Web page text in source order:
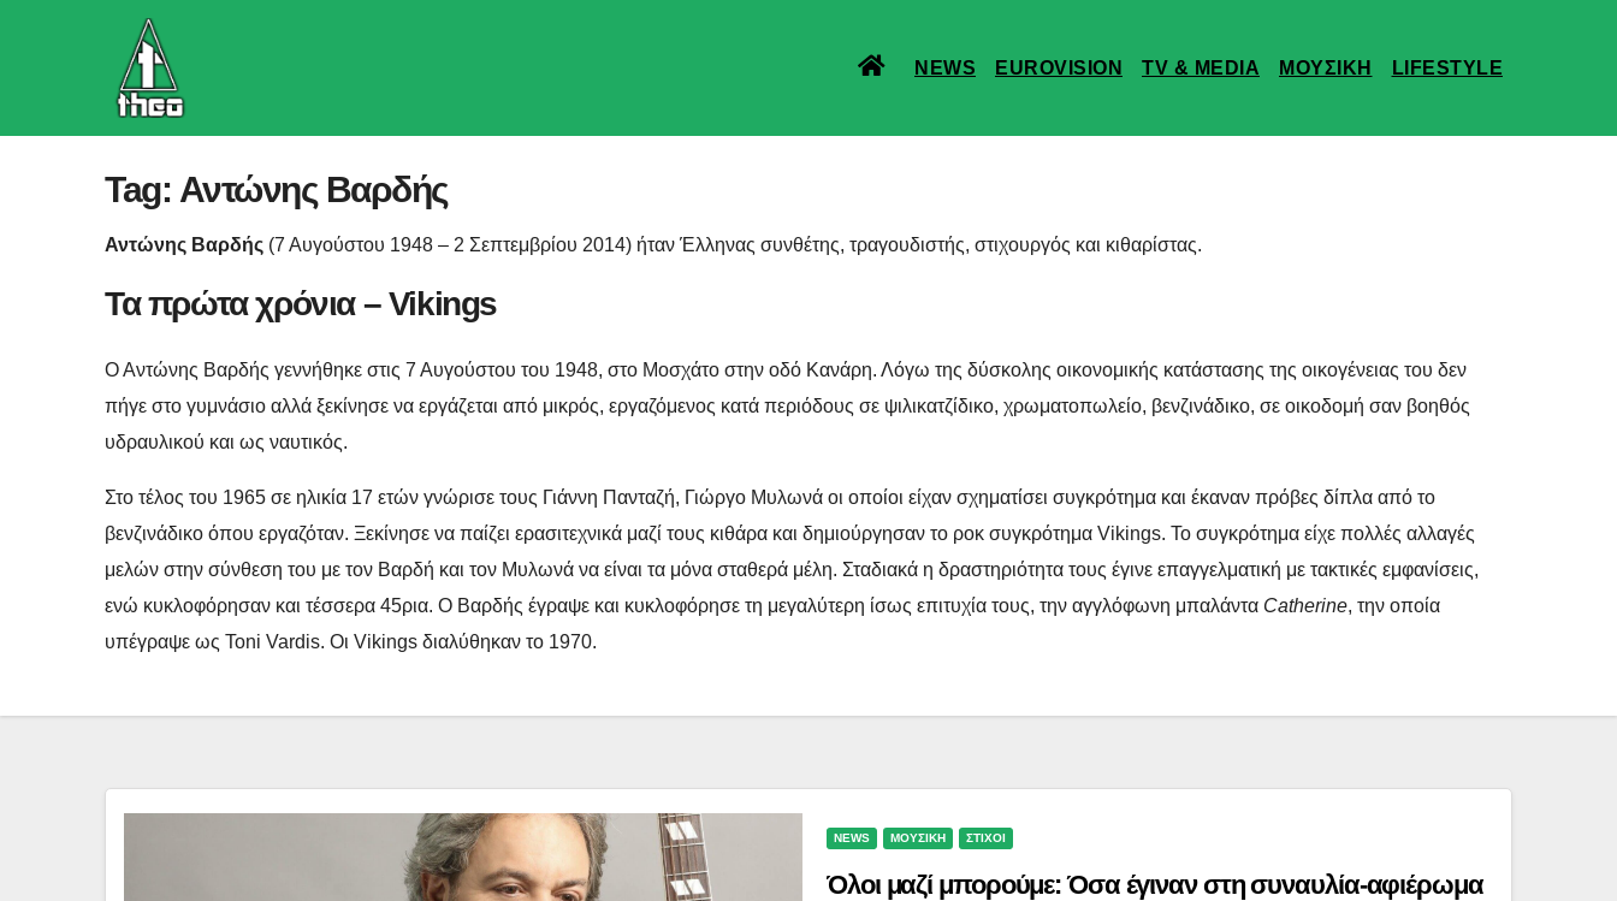
NEWS EUROVISION TV & MEDIA ΜΟΥΣΙΚΗ LIFESTYLE
Tag: Αντώνης Βαρδής
Αντώνης Βαρδής (7 Αυγούστου 1948 – 2 Σεπτεμβρίου 2014) ήταν Έλληνας συνθέτης, τραγουδιστής, στιχουργός και κιθαρίστας.
Τα πρώτα χρόνια – Vikings
Ο Αντώνης Βαρδής γεννήθηκε στις 7 Αυγούστου του 1948, στο Μοσχάτο στην οδό Κανάρη. Λόγω της δύσκολης οικονομικής κατάστασης της οικογένειας του δεν
πήγε στο γυμνάσιο αλλά ξεκίνησε να εργάζεται από μικρός, εργαζόμενος κατά περιόδους σε ψιλικατζίδικο, χρωματοπωλείο, βενζινάδικο, σε οικοδομή σαν βοηθός
υδραυλικού και ως ναυτικός.
Στο τέλος του 1965 σε ηλικία 17 ετών γνώρισε τους Γιάννη Πανταζή, Γιώργο Μυλωνά οι οποίοι είχαν σχηματίσει συγκρότημα και έκαναν πρόβες δίπλα από το
βενζινάδικο όπου εργαζόταν. Ξεκίνησε να παίζει ερασιτεχνικά μαζί τους κιθάρα και δημιούργησαν το ροκ συγκρότημα Vikings. Το συγκρότημα είχε πολλές αλλαγές
μελών στην σύνθεση του με τον Βαρδή και τον Μυλωνά να είναι τα μόνα σταθερά μέλη. Σταδιακά η δραστηριότητα τους έγινε επαγγελματική με τακτικές εμφανίσεις,
ενώ κυκλοφόρησαν και τέσσερα 45ρια. Ο Βαρδής έγραψε και κυκλοφόρησε τη μεγαλύτερη ίσως επιτυχία τους, την αγγλόφωνη μπαλάντα Catherine, την οποία
υπέγραψε ως Toni Vardis. Οι Vikings διαλύθηκαν το 1970.
NEWS ΜΟΥΣΙΚΗ ΣΤΙΧΟΙ
Όλοι μαζί μπορούμε: Όσα έγιναν στη συναυλία-αφιέρωμα